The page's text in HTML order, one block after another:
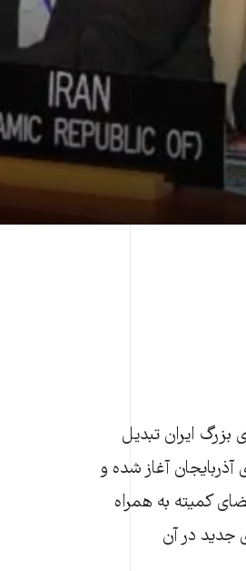
ایران تبدیل
آغاز شده و
کمیته به همراه
جدید در آن